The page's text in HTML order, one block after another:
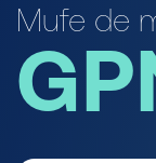
Mufe de